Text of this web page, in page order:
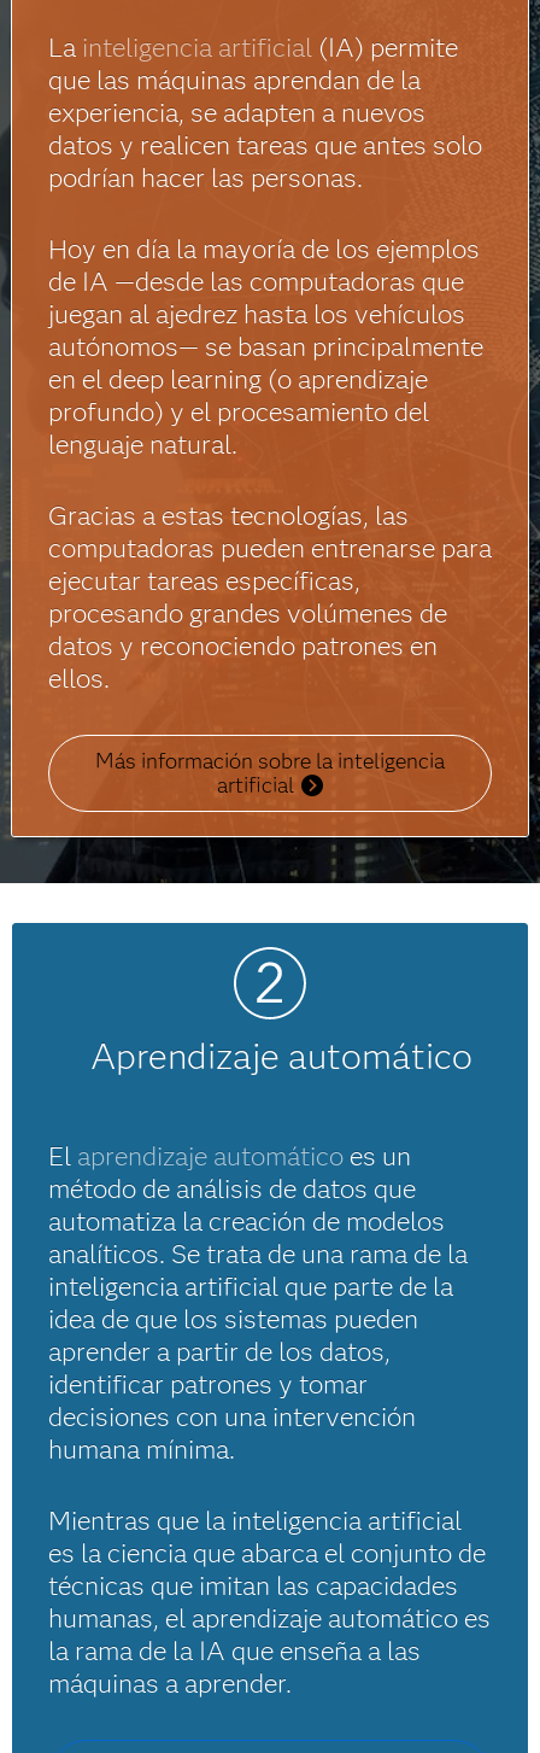
La inteligencia artificial(IA) permite
que las máquinas aprendan de la
experiencia, se adapten a nuevos
datos y realicen tareas que antes solo
podrían hacer las personas.
Hoy en día la mayoría de los ejemplos
de IA —desde las computadoras que
juegan al ajedrez hasta los vehículos
autónomos— se basan principalmente
en el deep learning (o aprendizaje
profundo) y el procesamiento del
lenguaje natural.
Gracias a estas tecnologías, las
computadoras pueden entrenarse para
ejecutar tareas específicas,
procesando grandes volúmenes de
datos y reconociendo patrones en
ellos.
Más información sobre la inteligencia
artificial
Aprendizaje automático
El aprendizaje automáticoes un
método de análisis de datos que
automatiza la creación de modelos
analíticos. Se trata de una rama de la
inteligencia artificial que parte de la
idea de que los sistemas pueden
aprender a partir de los datos,
identificar patrones y tomar
decisiones con una intervención
humana mínima.
Mientras que la inteligencia artificial
es la ciencia que abarca el conjunto de
técnicas que imitan las capacidades
humanas, el aprendizaje automático es
la rama de la IA que enseña a las
máquinas a aprender.